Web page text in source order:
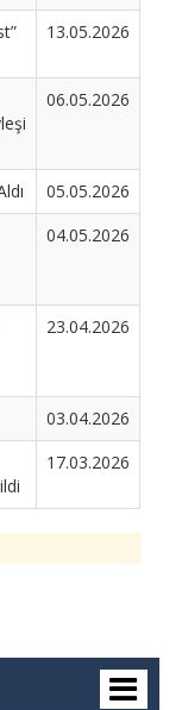
13.05.2026
06.05.2026
05.05.2026
04.05.2026
23.04.2026
03.04.2026
17.03.2026